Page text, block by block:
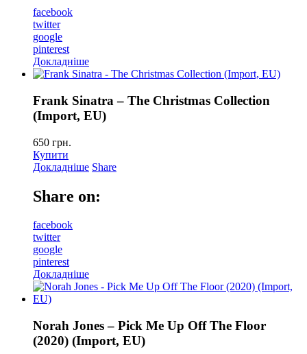
facebook
twitter
google
pinterest
Докладніше
Frank Sinatra – The Christmas Collection
(Import, EU)
650 грн.
Купити
Докладніше Share
Share on:
facebook
twitter
google
pinterest
Докладніше
Norah Jones – Pick Me Up Off The Floor
(2020) (Import, EU)